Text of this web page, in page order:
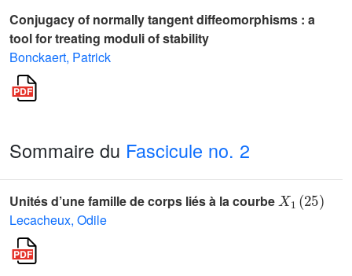
Conjugacy of normally tangent diffeomorphisms : a
tool for treating moduli of stability
Bonckaert, Patrick
Sommaire du Fascicule no. 2
Unités d’une famille de corps liés à la courbe
25)
Lecacheux, Odile